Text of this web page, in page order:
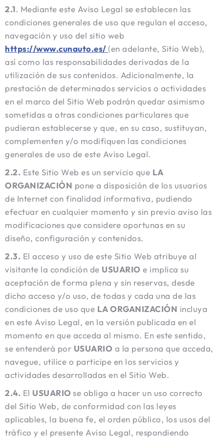
2.1. Mediante este Aviso Legal se establecen las
condiciones generales de uso que regulan el acceso,
navegación y uso del sitio web
https://www.cunauto.es/ (en adelante, Sitio Web),
así como las responsabilidades derivadas de la
utilización de sus contenidos. Adicionalmente, la
prestación de determinados servicios o actividades
en el marco del Sitio Web podrán quedar asimismo
sometidas a otras condiciones particulares que
pudieran establecerse y que, en su caso, sustituyan,
complementen y/o modifiquen las condiciones
generales de uso de este Aviso Legal.
2.2. Este Sitio Web es un servicio que LA
ORGANIZACIÓN pone a disposición de los usuarios
de Internet con finalidad informativa, pudiendo
efectuar en cualquier momento y sin previo aviso las
modificaciones que considere oportunas en su
diseño, configuración y contenidos.
2.3. El acceso y uso de este Sitio Web atribuye al
visitante la condición de USUARIO e implica su
aceptación de forma plena y sin reservas, desde
dicho acceso y/o uso, de todas y cada una de las
condiciones de uso que LA ORGANIZACIÓN incluya
en este Aviso Legal, en la versión publicada en el
momento en que acceda al mismo. En este sentido,
se entenderá por USUARIO a la persona que acceda,
navegue, utilice o participe en los servicios y
actividades desarrolladas en el Sitio Web.
2.4. El USUARIO se obliga a hacer un uso correcto
del Sitio Web, de conformidad con las leyes
aplicables, la buena fe, el orden público, los usos del
tráfico y el presente Aviso Legal, respondiendo